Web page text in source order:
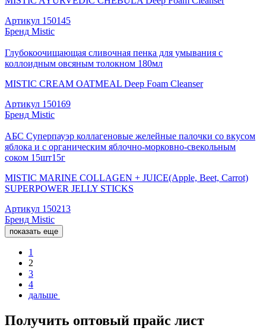
Артикул 150145
Бренд Mistic
Глубокоочищающая сливочная пенка для умывания с
коллоидным овсяным толокном 180мл
MISTIC CREAM OATMEAL Deep Foam Cleanser
Артикул 150169
Бренд Mistic
АБС Суперпауэр коллагеновые желейные палочки со вкусом
яблока и с органическим яблочно-морковно-свекольным
соком 15шт15г
MISTIC MARINE COLLAGEN + JUICE(Apple, Beet, Carrot)
SUPERPOWER JELLY STICKS
Артикул 150213
Бренд Mistic
показать еще
1
2
3
4
дальше
Получить оптовый прайс лист